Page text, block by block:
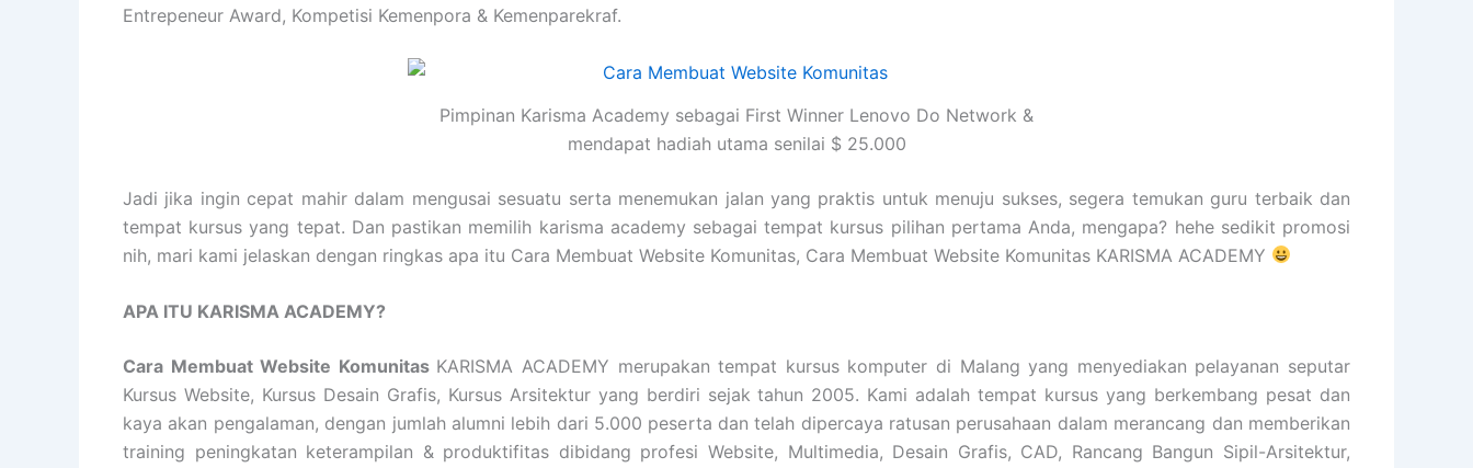
Entrepeneur Award, Kompetisi Kemenpora & Kemenparekraf.
Pimpinan Karisma Academy sebagai First Winner Lenovo Do Network &
mendapat hadiah utama senilai $ 25.000
Jadi jika ingin cepat mahir dalam mengusai sesuatu serta menemukan jalan yang praktis untuk menuju sukses, segera temukan guru terbaik dan
tempat kursus yang tepat. Dan pastikan memilih karisma academy sebagai tempat kursus pilihan pertama Anda, mengapa? hehe sedikit promosi
nih, mari kami jelaskan dengan ringkas apa itu Cara Membuat Website Komunitas, Cara Membuat Website Komunitas KARISMA ACADEMY
APA ITU KARISMA ACADEMY?
Cara Membuat Website Komunitas KARISMA ACADEMY merupakan tempat kursus komputer di Malang yang menyediakan pelayanan seputar
Kursus Website, Kursus Desain Grafis, Kursus Arsitektur yang berdiri sejak tahun 2005. Kami adalah tempat kursus yang berkembang pesat dan
kaya akan pengalaman, dengan jumlah alumni lebih dari 5.000 peserta dan telah dipercaya ratusan perusahaan dalam merancang dan memberikan
training peningkatan keterampilan & produktifitas dibidang profesi Website, Multimedia, Desain Grafis, CAD, Rancang Bangun Sipil-Arsitektur,